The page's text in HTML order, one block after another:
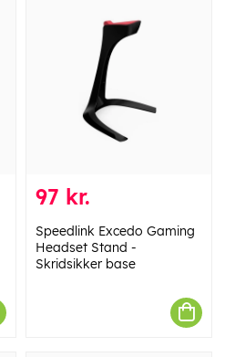
97 kr.
Speedlink Excedo Gaming
Headset Stand -
Skridsikker base